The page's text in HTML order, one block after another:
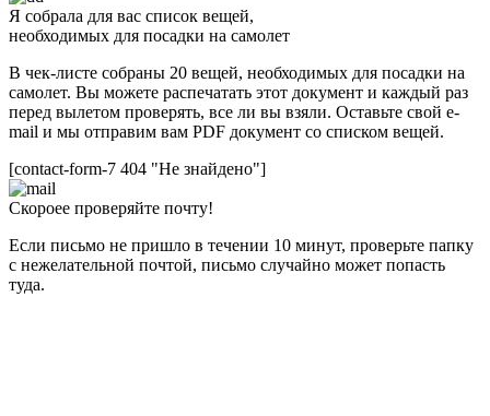
Я собрала для вас список вещей,
необходимых для посадки на самолет
В чек-листе собраны 20 вещей, необходимых для посадки на
самолет. Вы можете распечатать этот документ и каждый раз
перед вылетом проверять, все ли вы взяли. Оставьте свой e-
mail и мы отправим вам PDF документ со списком вещей.
[contact-form-7 404 "Не знайдено"]
Скороее проверяйте почту!
Если письмо не пришло в течении 10 минут, проверьте папку
с нежелательной почтой, письмо случайно может попасть
туда.